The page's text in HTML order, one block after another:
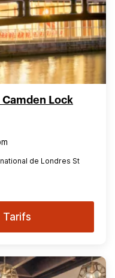
Camden Lock
de Londres St
Tarifs